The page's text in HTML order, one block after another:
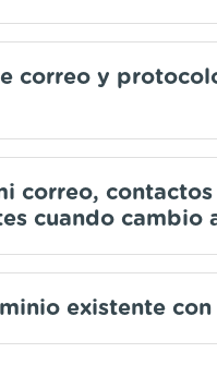
correo y
correo,
cuando cambio
existente con